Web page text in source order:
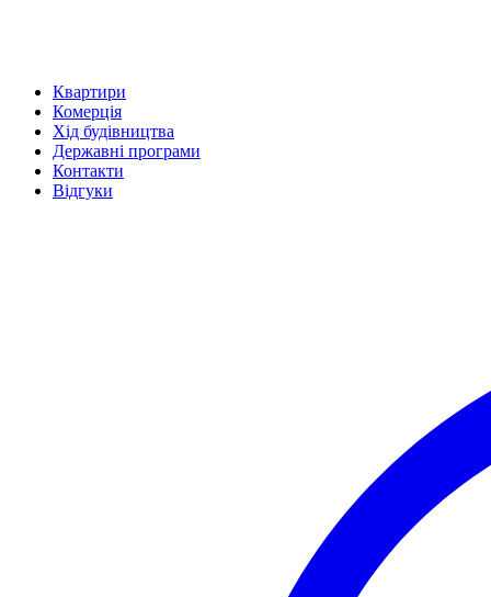
Квартири
Комерція
Хід будівництва
Державні програми
Контакти
Відгуки